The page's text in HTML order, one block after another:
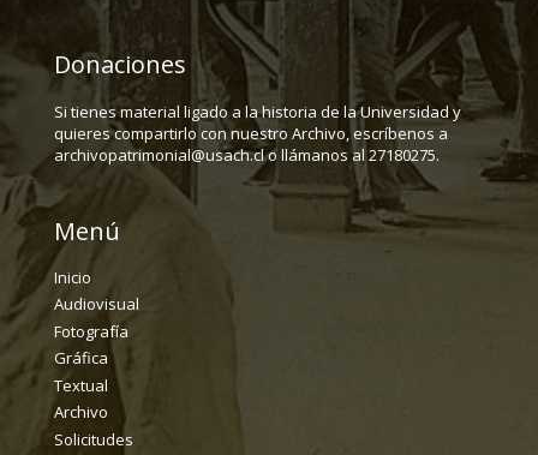
Donaciones
Si tienes material ligado a la historia de la Universidad y
quieres compartirlo con nuestro Archivo, escríbenos a
archivopatrimonial@usach.cl o llámanos al 27180275.
Menú
Inicio
Audiovisual
Fotografía
Gráfica
Textual
Archivo
Solicitudes